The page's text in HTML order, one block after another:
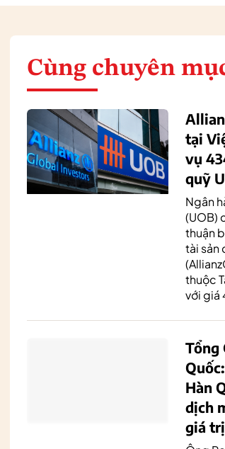
Cùng chuyên
tại
vụ
quỹ
Ngân
(UOB)
thuận
tài sản
thuộc
với giá
Tổng
Hàn
dịch
giá